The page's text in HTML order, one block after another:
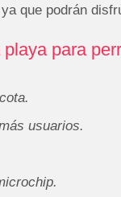
que podrán
para
usuarios.